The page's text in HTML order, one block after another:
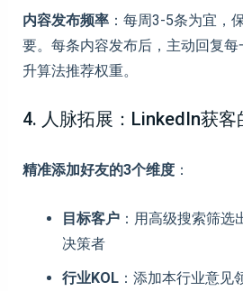
内容发布频率：每周3-5条为宜，
要。每条内容发布后，主动回复
升算法推荐权重。
4. 人脉拓展：LinkedIn获客
精准添加好友的3个维度：
目标客户：用高级搜索筛选
决策者
行业KOL：添加本行业意见